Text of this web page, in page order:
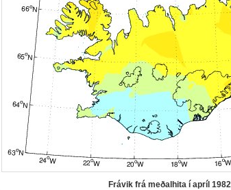
Frávik frá meðalhita í apríl 1982